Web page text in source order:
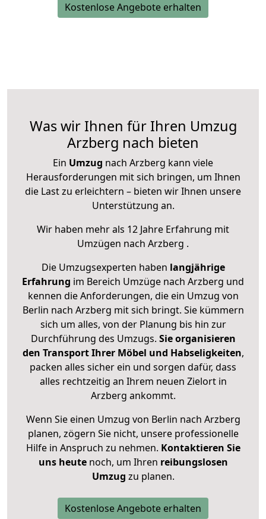
Kostenlose Angebote erhalten
Was wir Ihnen für Ihren Umzug
Arzberg nach bieten
Ein Umzug nach Arzberg kann viele
Herausforderungen mit sich bringen, um Ihnen
die Last zu erleichtern – bieten wir Ihnen unsere
Unterstützung an.
Wir haben mehr als 12 Jahre Erfahrung mit
Umzügen nach Arzberg .
Die Umzugsexperten haben langjährige
Erfahrung im Bereich Umzüge nach Arzberg und
kennen die Anforderungen, die ein Umzug von
Berlin nach Arzberg mit sich bringt. Sie kümmern
sich um alles, von der Planung bis hin zur
Durchführung des Umzugs. Sie organisieren
den Transport Ihrer Möbel und Habseligkeiten,
packen alles sicher ein und sorgen dafür, dass
alles rechtzeitig an Ihrem neuen Zielort in
Arzberg ankommt.
Wenn Sie einen Umzug von Berlin nach Arzberg
planen, zögern Sie nicht, unsere professionelle
Hilfe in Anspruch zu nehmen. Kontaktieren Sie
uns heutenoch, um Ihren reibungslosen
Umzug zu planen.
Kostenlose Angebote erhalten